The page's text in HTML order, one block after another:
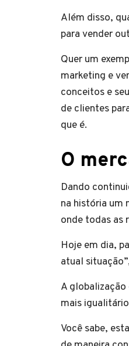
Além disso,
para vender
Quer um
marketing e
conceitos e
de clientes
que é.
O
Dando
na história um
onde todas as
Hoje em dia,
atual
A globalização
mais
Você sabe,